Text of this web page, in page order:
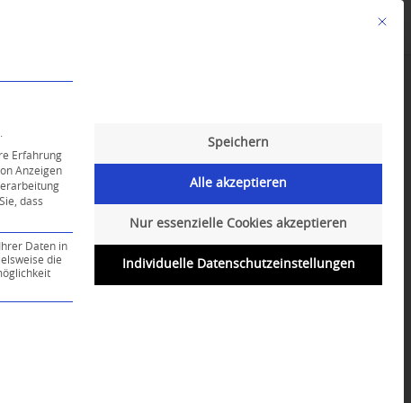
Mit
Erfahrung
Anzeigen
dass
Daten in
die
ist essenziell und kann nicht abgewählt
Speichern
Alle akzeptieren
Nur essenzielle Cookies akzeptieren
Individuelle Datenschutzeinstellungen